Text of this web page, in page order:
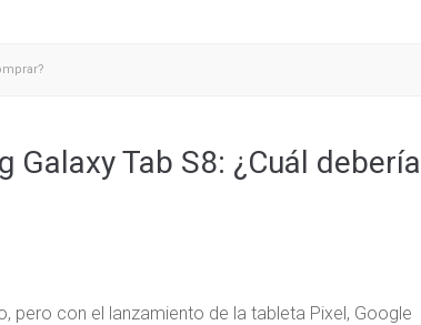
Galaxy Tab S8: ¿Cuál debería
pero con el lanzamiento de la tableta Pixel, Google